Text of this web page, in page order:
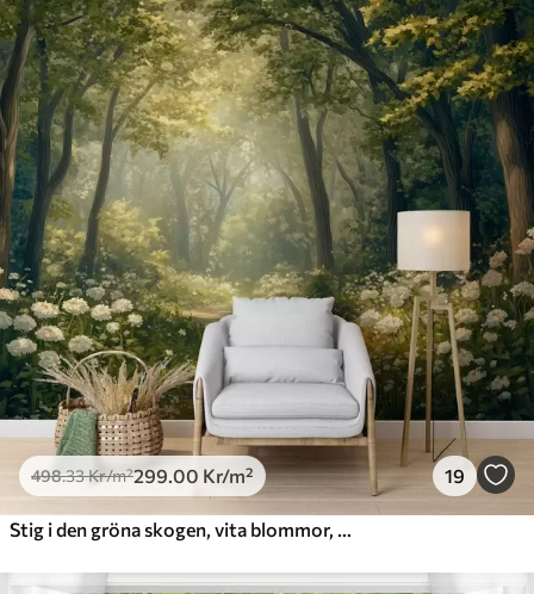
498.33Kr/m²299 .00 Kr/m² 19